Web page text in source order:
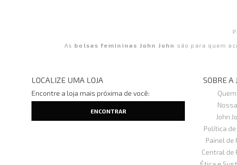
As bolsas femininas John John são para quem
LOCALIZE UMA LOJA
Encontre a loja mais próxima de você:
SOBRE A
John
Política
Painel de
Central de